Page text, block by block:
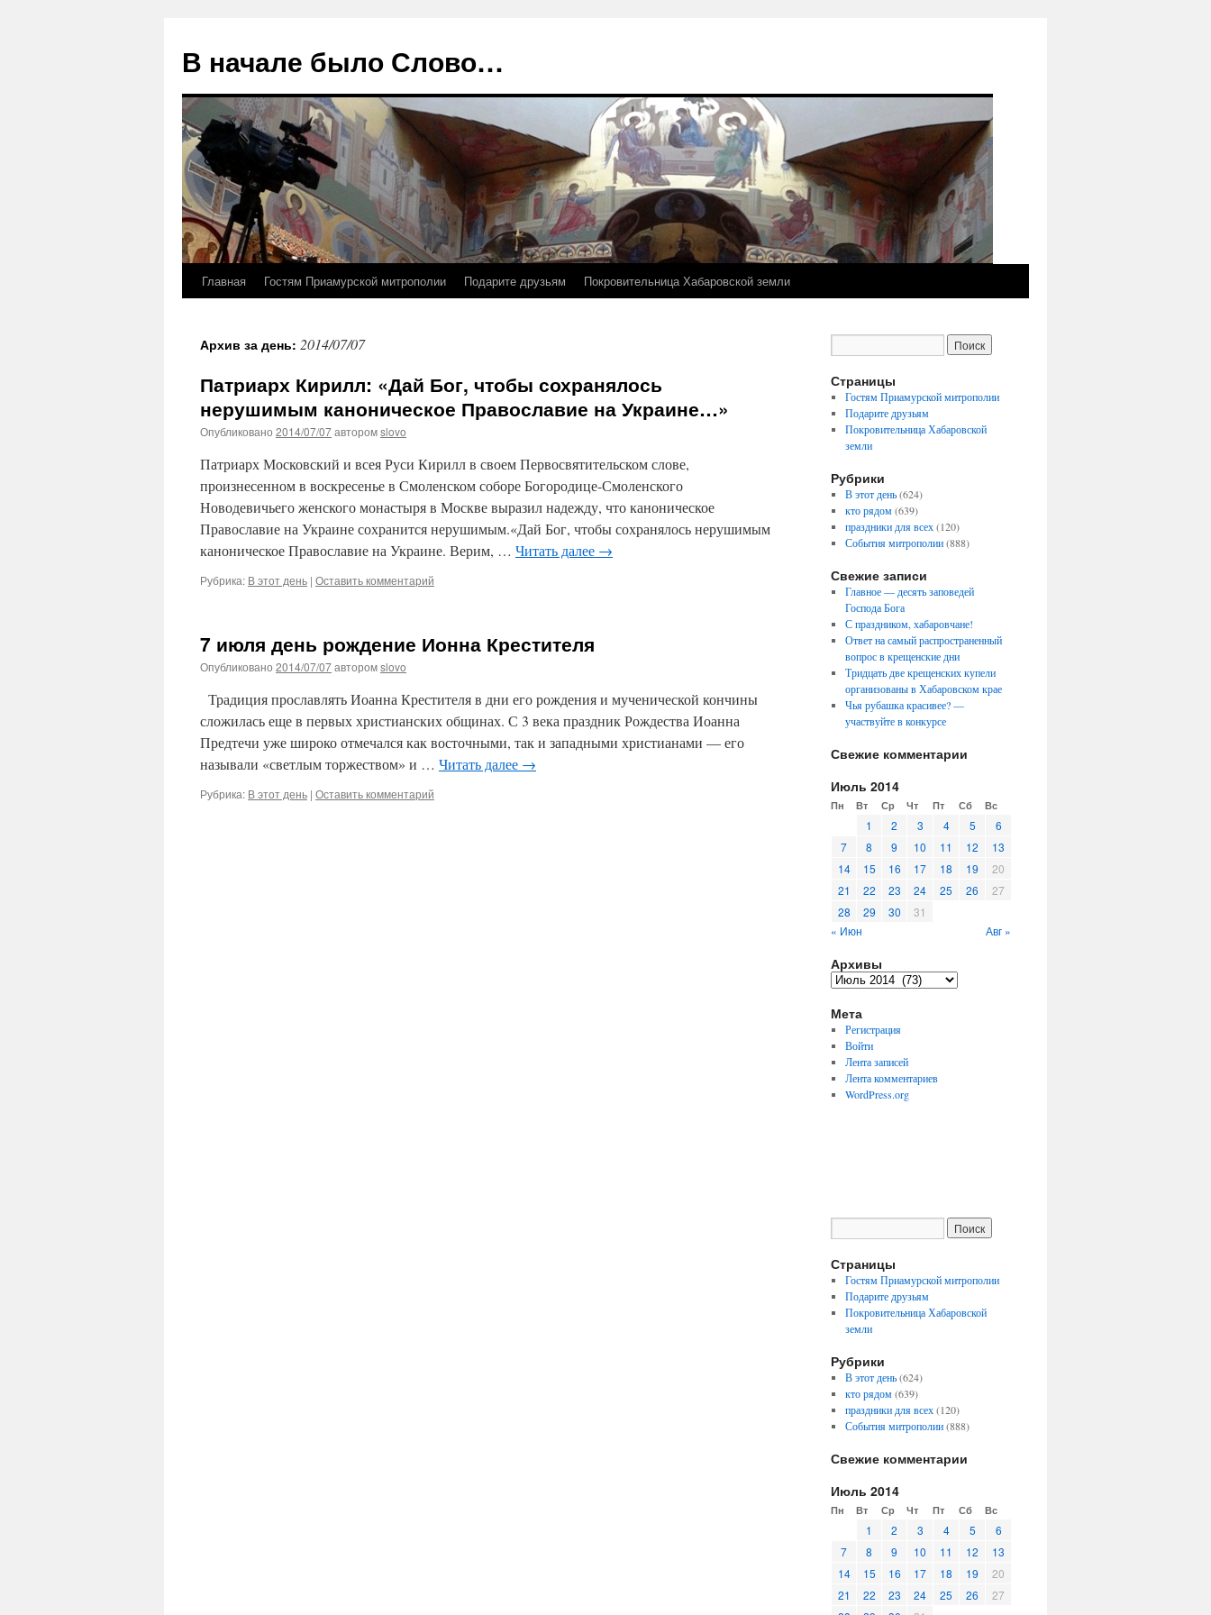
В начале было Слово…
Перейти
содержимому
Главная Гостям Приамурской митрополии Подарите друзьям Покровительница Хабаровской земли
Архив за день: 2014/07/07
Патриарх Кирилл: «Дай Бог, чтобы сохранялось
нерушимым каноническое Православие на Украине…»
Опубликовано 2014/07/07авторомslovo
Патриарх Московский и всея Руси Кирилл в своем Первосвятительском слове,
произнесенном в воскресенье в Смоленском соборе Богородице-Смоленского
Новодевичьего женского монастыря в Москве выразил надежду, что каноническое
Православие на Украине сохранится нерушимым.«Дай Бог, чтобы сохранялось нерушимым
каноническое Православие на Украине. Верим, … Читать далее →
Рубрика: В этот день | Оставить комментарий
7 июля день рождение Ионна Крестителя
Опубликовано 2014/07/07авторомslovo
Традиция прославлять Иоанна Крестителя в дни его рождения и мученической кончины
сложилась еще в первых христианских общинах. С 3 века праздник Рождества Иоанна
Предтечи уже широко отмечался как восточными, так и западными христианами — его
называли «светлым торжеством» и … Читать далее →
Рубрика: В этот день | Оставить комментарий
Страницы
Гостям Приамурской митрополии
Подарите друзьям
Покровительница Хабаровской
земли
Рубрики
В этот день(624)
кто рядом(639)
праздники для всех(120)
События митрополии(888)
Свежие записи
Главное — десять заповедей
Господа Бога
С праздником, хабаровчане!
Ответ на самый распространенный
вопрос в крещенские дни
Тридцать две крещенских купели
организованы в Хабаровском крае
Чья рубашка красивее? —
участвуйте в конкурсе
Свежие комментарии
Июль 2014
Пн Вт Ср Чт Пт Сб Вс
1 2 3 4 5
6
7
8 9 10 11 12
13
14
15 16 17 18 19
20
21
22 23 24 25 26
27
28
29 30
31
« Июн
Авг »
Архивы
Архивы
Мета
Регистрация
Войти
Лента записей
Лента комментариев
WordPress.org
Страницы
Гостям Приамурской митрополии
Подарите друзьям
Покровительница Хабаровской
земли
Рубрики
В этот день(624)
кто рядом(639)
праздники для всех(120)
События митрополии(888)
Свежие комментарии
Июль 2014
Пн Вт Ср Чт Пт Сб Вс
1 2 3 4 5
6
7
8 9 10 11 12
13
14
15 16 17 18 19
20
21
22 23 24 25 26
27